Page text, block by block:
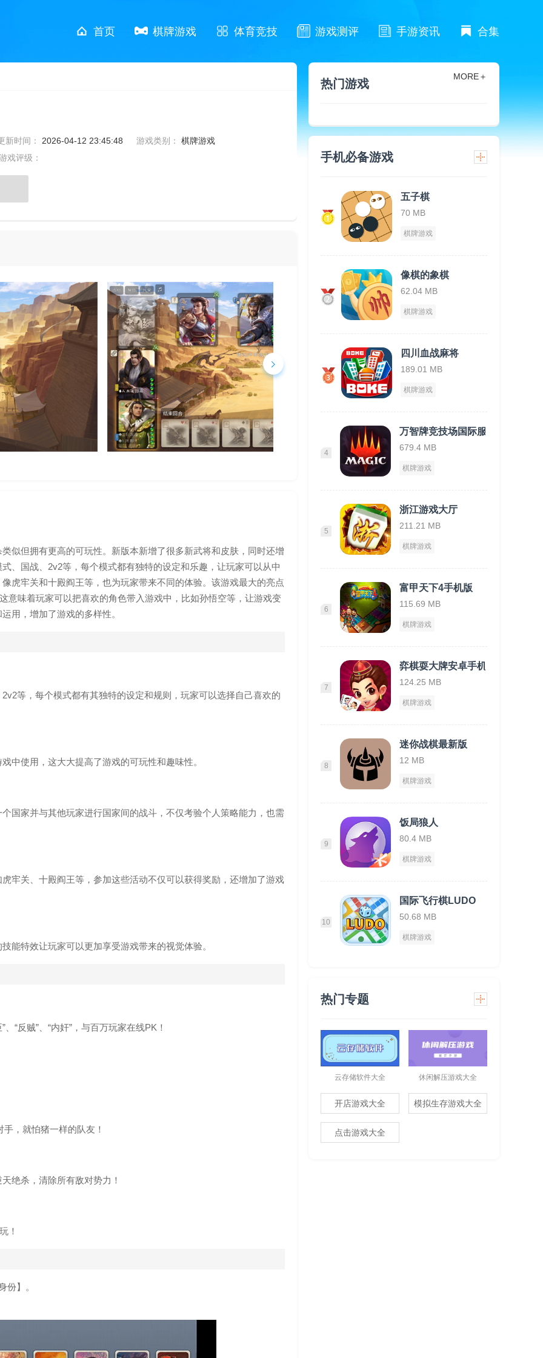
首页 棋牌游戏 体育竞技 游戏测评 手游资讯 合集
新时间： 2026-04-12 23:45:48 游戏类别： 棋牌游戏
戏评级：
似但拥有更高的可玩性。新版本新增了很多新武将和皮肤，同时还增
、国战、2v2等，每个模式都有独特的设定和乐趣，让玩家可以从中
虎牢关和十殿阎王等，也为玩家带来不同的体验。该游戏最大的亮点
意味着玩家可以把喜欢的角色带入游戏中，比如孙悟空等，让游戏变
用，增加了游戏的多样性。
等，每个模式都有其独特的设定和规则，玩家可以选择自己喜欢的
中使用，这大大提高了游戏的可玩性和趣味性。
国家并与其他玩家进行国家间的战斗，不仅考验个人策略能力，也需
牢关、十殿阎王等，参加这些活动不仅可以获得奖励，还增加了游戏
能特效让玩家可以更加享受游戏带来的视觉体验。
“反贼”、“内奸”，与百万玩家在线PK！
，就怕猪一样的队友！
绝杀，清除所有敌对势力！
！
份】。
热门游戏
MORE＋
手机必备游戏
五子棋
70 MB
棋牌游戏
像棋的象棋
62.04 MB
棋牌游戏
四川血战麻将
189.01 MB
棋牌游戏
4
万智牌竞技场国际服
679.4 MB
棋牌游戏
5
浙江游戏大厅
211.21 MB
棋牌游戏
6
富甲天下4手机版
115.69 MB
棋牌游戏
7
弈棋耍大牌安卓手机版
124.25 MB
棋牌游戏
8
迷你战棋最新版
12 MB
棋牌游戏
9
饭局狼人
80.4 MB
棋牌游戏
10
国际飞行棋LUDO
50.68 MB
棋牌游戏
热门专题
云存储软件大全 休闲解压游戏大全
开店游戏大全 模拟生存游戏大全
点击游戏大全